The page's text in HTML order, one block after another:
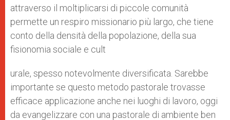
attraverso il moltiplicarsi di piccole comunità
permette un respiro missionario più largo, che tiene
conto della densità della popolazione, della sua
fisionomia sociale e cult
urale, spesso notevolmente diversificata. Sarebbe
importante se questo metodo pastorale trovasse
efficace applicazione anche nei luoghi di lavoro, oggi
da evangelizzare con una pastorale di ambiente ben